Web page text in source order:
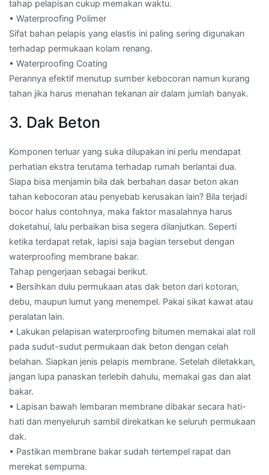
tahap pelapisan cukup memakan waktu.
• Waterproofing Polimer
Sifat bahan pelapis yang elastis ini paling sering digunakan
terhadap permukaan kolam renang.
• Waterproofing Coating
Perannya efektif menutup sumber kebocoran namun kurang
tahan jika harus menahan tekanan air dalam jumlah banyak.
3. Dak Beton
Komponen terluar yang suka dilupakan ini perlu mendapat
perhatian ekstra terutama terhadap rumah berlantai dua.
Siapa bisa menjamin bila dak berbahan dasar beton akan
tahan kebocoran atau penyebab kerusakan lain? Bila terjadi
bocor halus contohnya, maka faktor masalahnya harus
doketahui, lalu perbaikan bisa segera dilanjutkan. Seperti
ketika terdapat retak, lapisi saja bagian tersebut dengan
waterproofing membrane bakar.
Tahap pengerjaan sebagai berikut.
• Bersihkan dulu permukaan atas dak beton dari kotoran,
debu, maupun lumut yang menempel. Pakai sikat kawat atau
peralatan lain.
• Lakukan pelapisan waterproofing bitumen memakai alat roll
pada sudut-sudut permukaan dak beton dengan celah
belahan. Siapkan jenis pelapis membrane. Setelah diletakkan,
jangan lupa panaskan terlebih dahulu, memakai gas dan alat
bakar.
• Lapisan bawah lembaran membrane dibakar secara hati-
hati dan menyeluruh sambil direkatkan ke seluruh permukaan
dak.
• Pastikan membrane bakar sudah tertempel rapat dan
merekat sempurna.